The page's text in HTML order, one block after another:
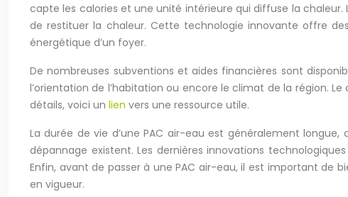
capte les calories et une unité intérieure qui diffuse la
de restituer la chaleur. Cette technologie innovante offre
énergétique d’un foyer.
De nombreuses subventions et aides financières sont
l’orientation de l’habitation ou encore le climat de la région.
détails, voici un lien vers une ressource utile.
La durée de vie d’une PAC air-eau est généralement
dépannage existent. Les dernières innovations
Enfin, avant de passer à une PAC air-eau, il est important de
en vigueur.